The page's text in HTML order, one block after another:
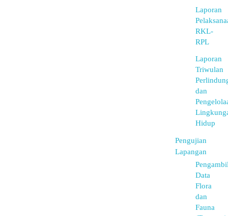
Laporan
RKL-
RPL
Laporan
Triwulan
dan
Hidup
Pengujian
Lapangan
Data
Flora
dan
Fauna